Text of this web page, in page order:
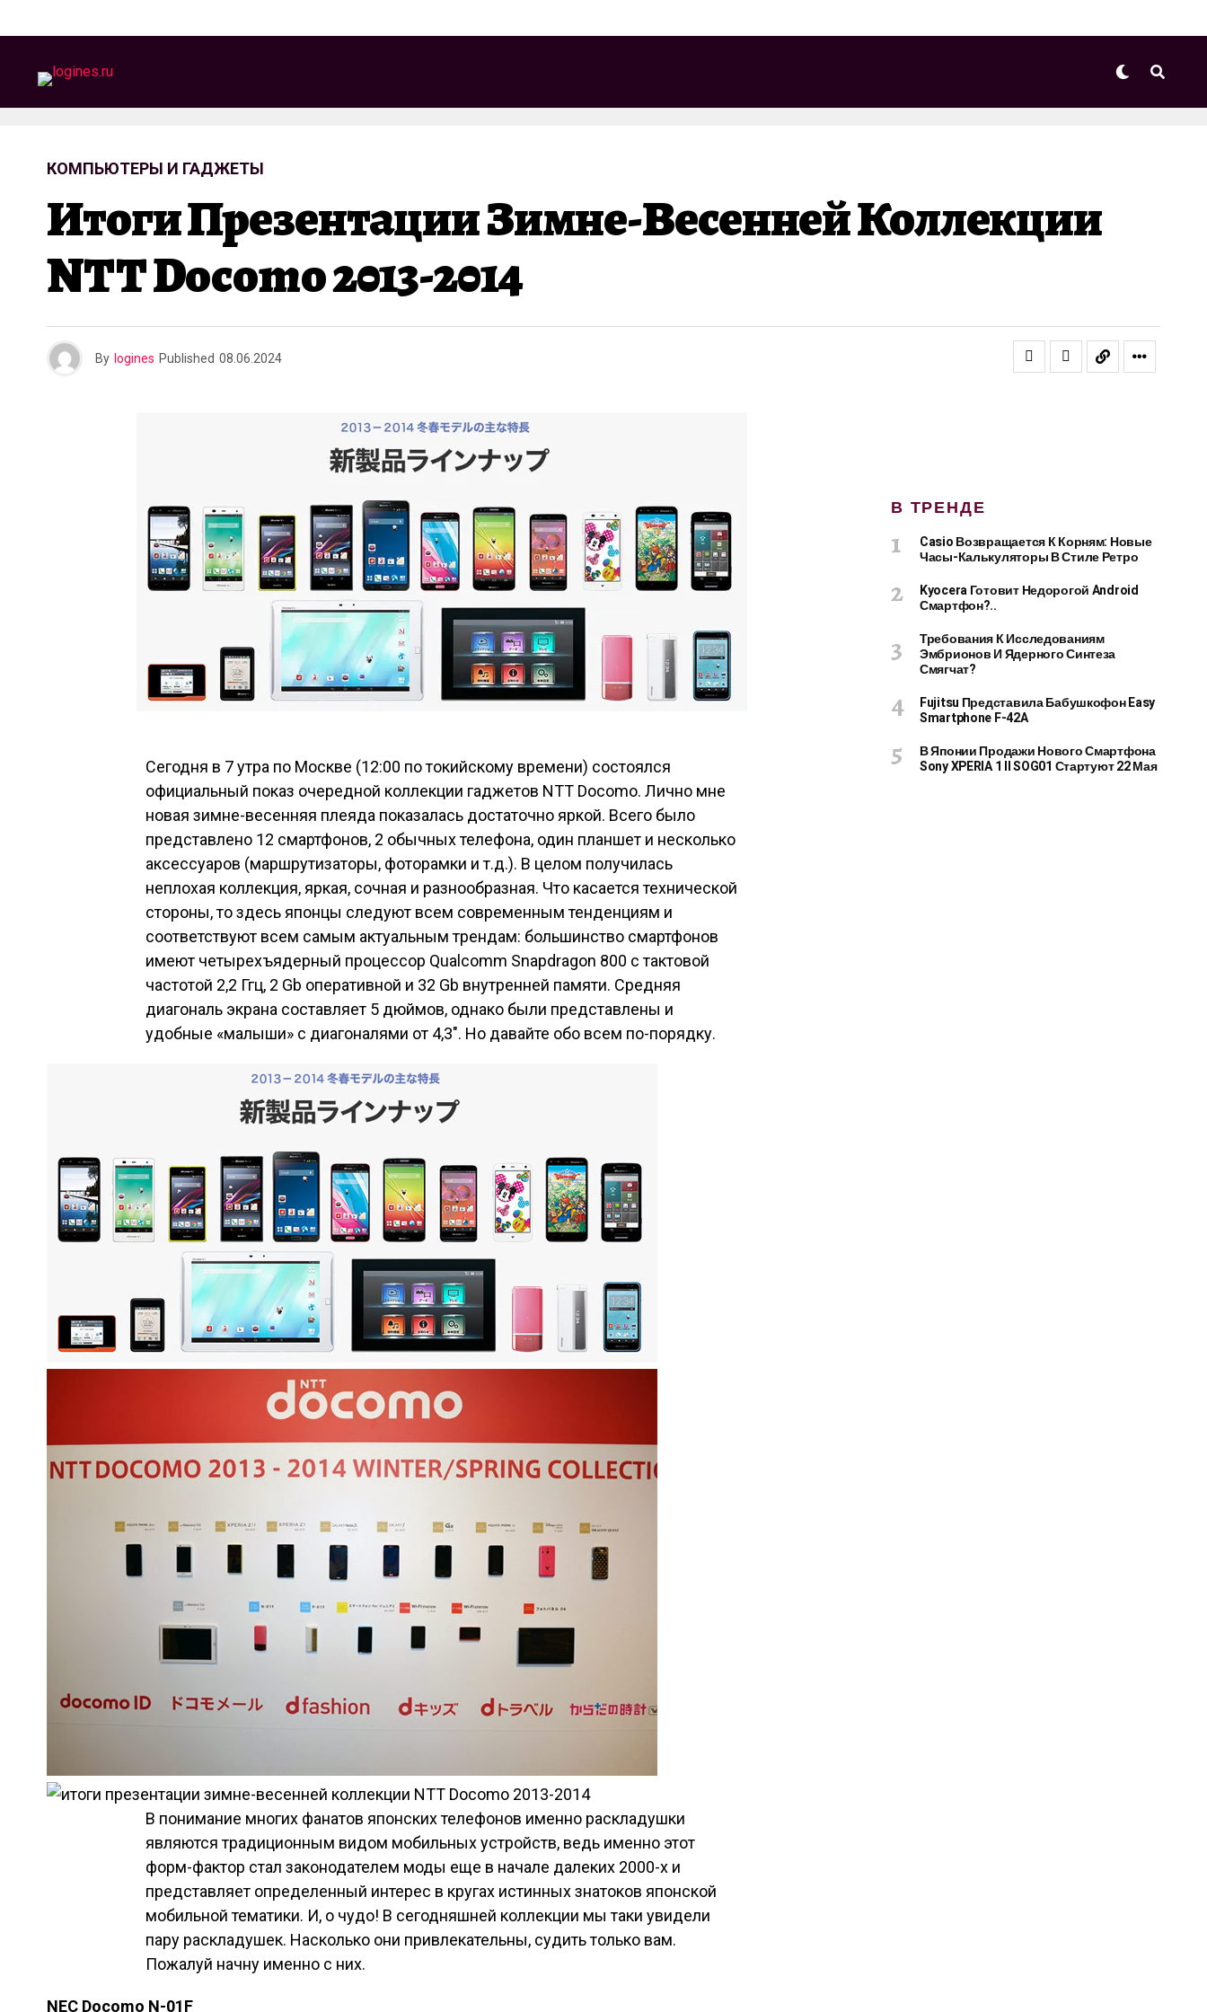
КОМПЬЮТЕРЫ И ГАДЖЕТЫ
Итоги Презентации Зимне-Весенней Коллекции
NTT Docomo 2013-2014
By logines Published 08.06.2024
Сегодня в 7 утра по Москве (12:00 по токийскому времени) состоялся
официальный показ очередной коллекции гаджетов NTT Docomo. Лично мне
новая зимне-весенняя плеяда показалась достаточно яркой. Всего было
представлено 12 смартфонов, 2 обычных телефона, один планшет и несколько
аксессуаров (маршрутизаторы, фоторамки и т.д.). В целом получилась
неплохая коллекция, яркая, сочная и разнообразная. Что касается технической
стороны, то здесь японцы следуют всем современным тенденциям и
соответствуют всем самым актуальным трендам: большинство смартфонов
имеют четырехъядерный процессор Qualcomm Snapdragon 800 с тактовой
частотой 2,2 Ггц, 2 Gb оперативной и 32 Gb внутренней памяти. Средняя
диагональ экрана составляет 5 дюймов, однако были представлены и
удобные «малыши» с диагоналями от 4,3″. Но давайте обо всем по-порядку.
В понимание многих фанатов японских телефонов именно раскладушки
являются традиционным видом мобильных устройств, ведь именно этот
форм-фактор стал законодателем моды еще в начале далеких 2000-х и
представляет определенный интерес в кругах истинных знатоков японской
мобильной тематики. И, о чудо! В сегодняшней коллекции мы таки увидели
пару раскладушек. Насколько они привлекательны, судить только вам.
Пожалуй начну именно с них.
NEC Docomo N-01F
В ТРЕНДЕ
Casio Возвращается К Корням: Новые
Часы-Калькуляторы В Стиле Ретро
Kyocera Готовит Недорогой Android
Смартфон?..
Требования К Исследованиям
Эмбрионов И Ядерного Синтеза
Смягчат?
Fujitsu Представила Бабушкофон Easy
Smartphone F-42A
В Японии Продажи Нового Смартфона
Sony XPERIA 1 II SOG01 Стартуют 22 Мая